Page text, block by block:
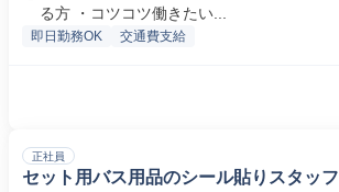
る方 ・コツコツ働きたい...
即日勤務OK 交通費支給
正社員
セット用バス用品のシール貼りスタッフ